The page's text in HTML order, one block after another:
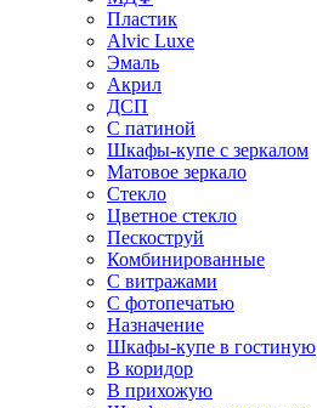
Пластик
Alvic Luxe
Эмаль
Акрил
ДСП
С патиной
Шкафы-купе с зеркалом
Матовое зеркало
Стекло
Цветное стекло
Пескоструй
Комбинированные
С витражами
С фотопечатью
Назначение
Шкафы-купе в гостиную
В коридор
В прихожую